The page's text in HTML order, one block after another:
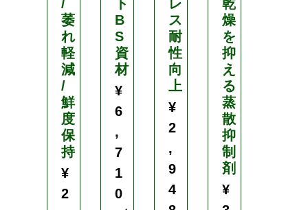
/
萎
れ
軽
減
/
鮮
度
保
持
¥
2
ト
B
S
資
材
¥
6
,
7
1
0
レ
ス
耐
性
向
上
¥
2
,
9
4
乾
燥
を
抑
え
る
蒸
散
抑
制
剤
¥